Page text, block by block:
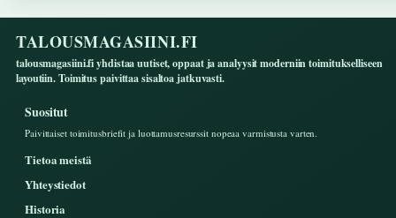
TALOUSMAGASIINI.FI
talousmagasiini.fi yhdistaa uutiset, oppaat ja analyysit moderniin toimitukselliseen
layoutiin. Toimitus paivittaa sisaltoa jatkuvasti.
Suositut
Paivittaiset toimitusbriefit ja luottamusresurssit nopeaa varmistusta varten.
Tietoa meistä
Yhteystiedot
Historia